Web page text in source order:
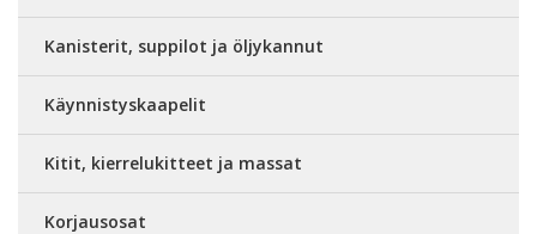
Kanisterit, suppilot ja öljykannut
Käynnistyskaapelit
Kitit, kierrelukitteet ja massat
Korjausosat